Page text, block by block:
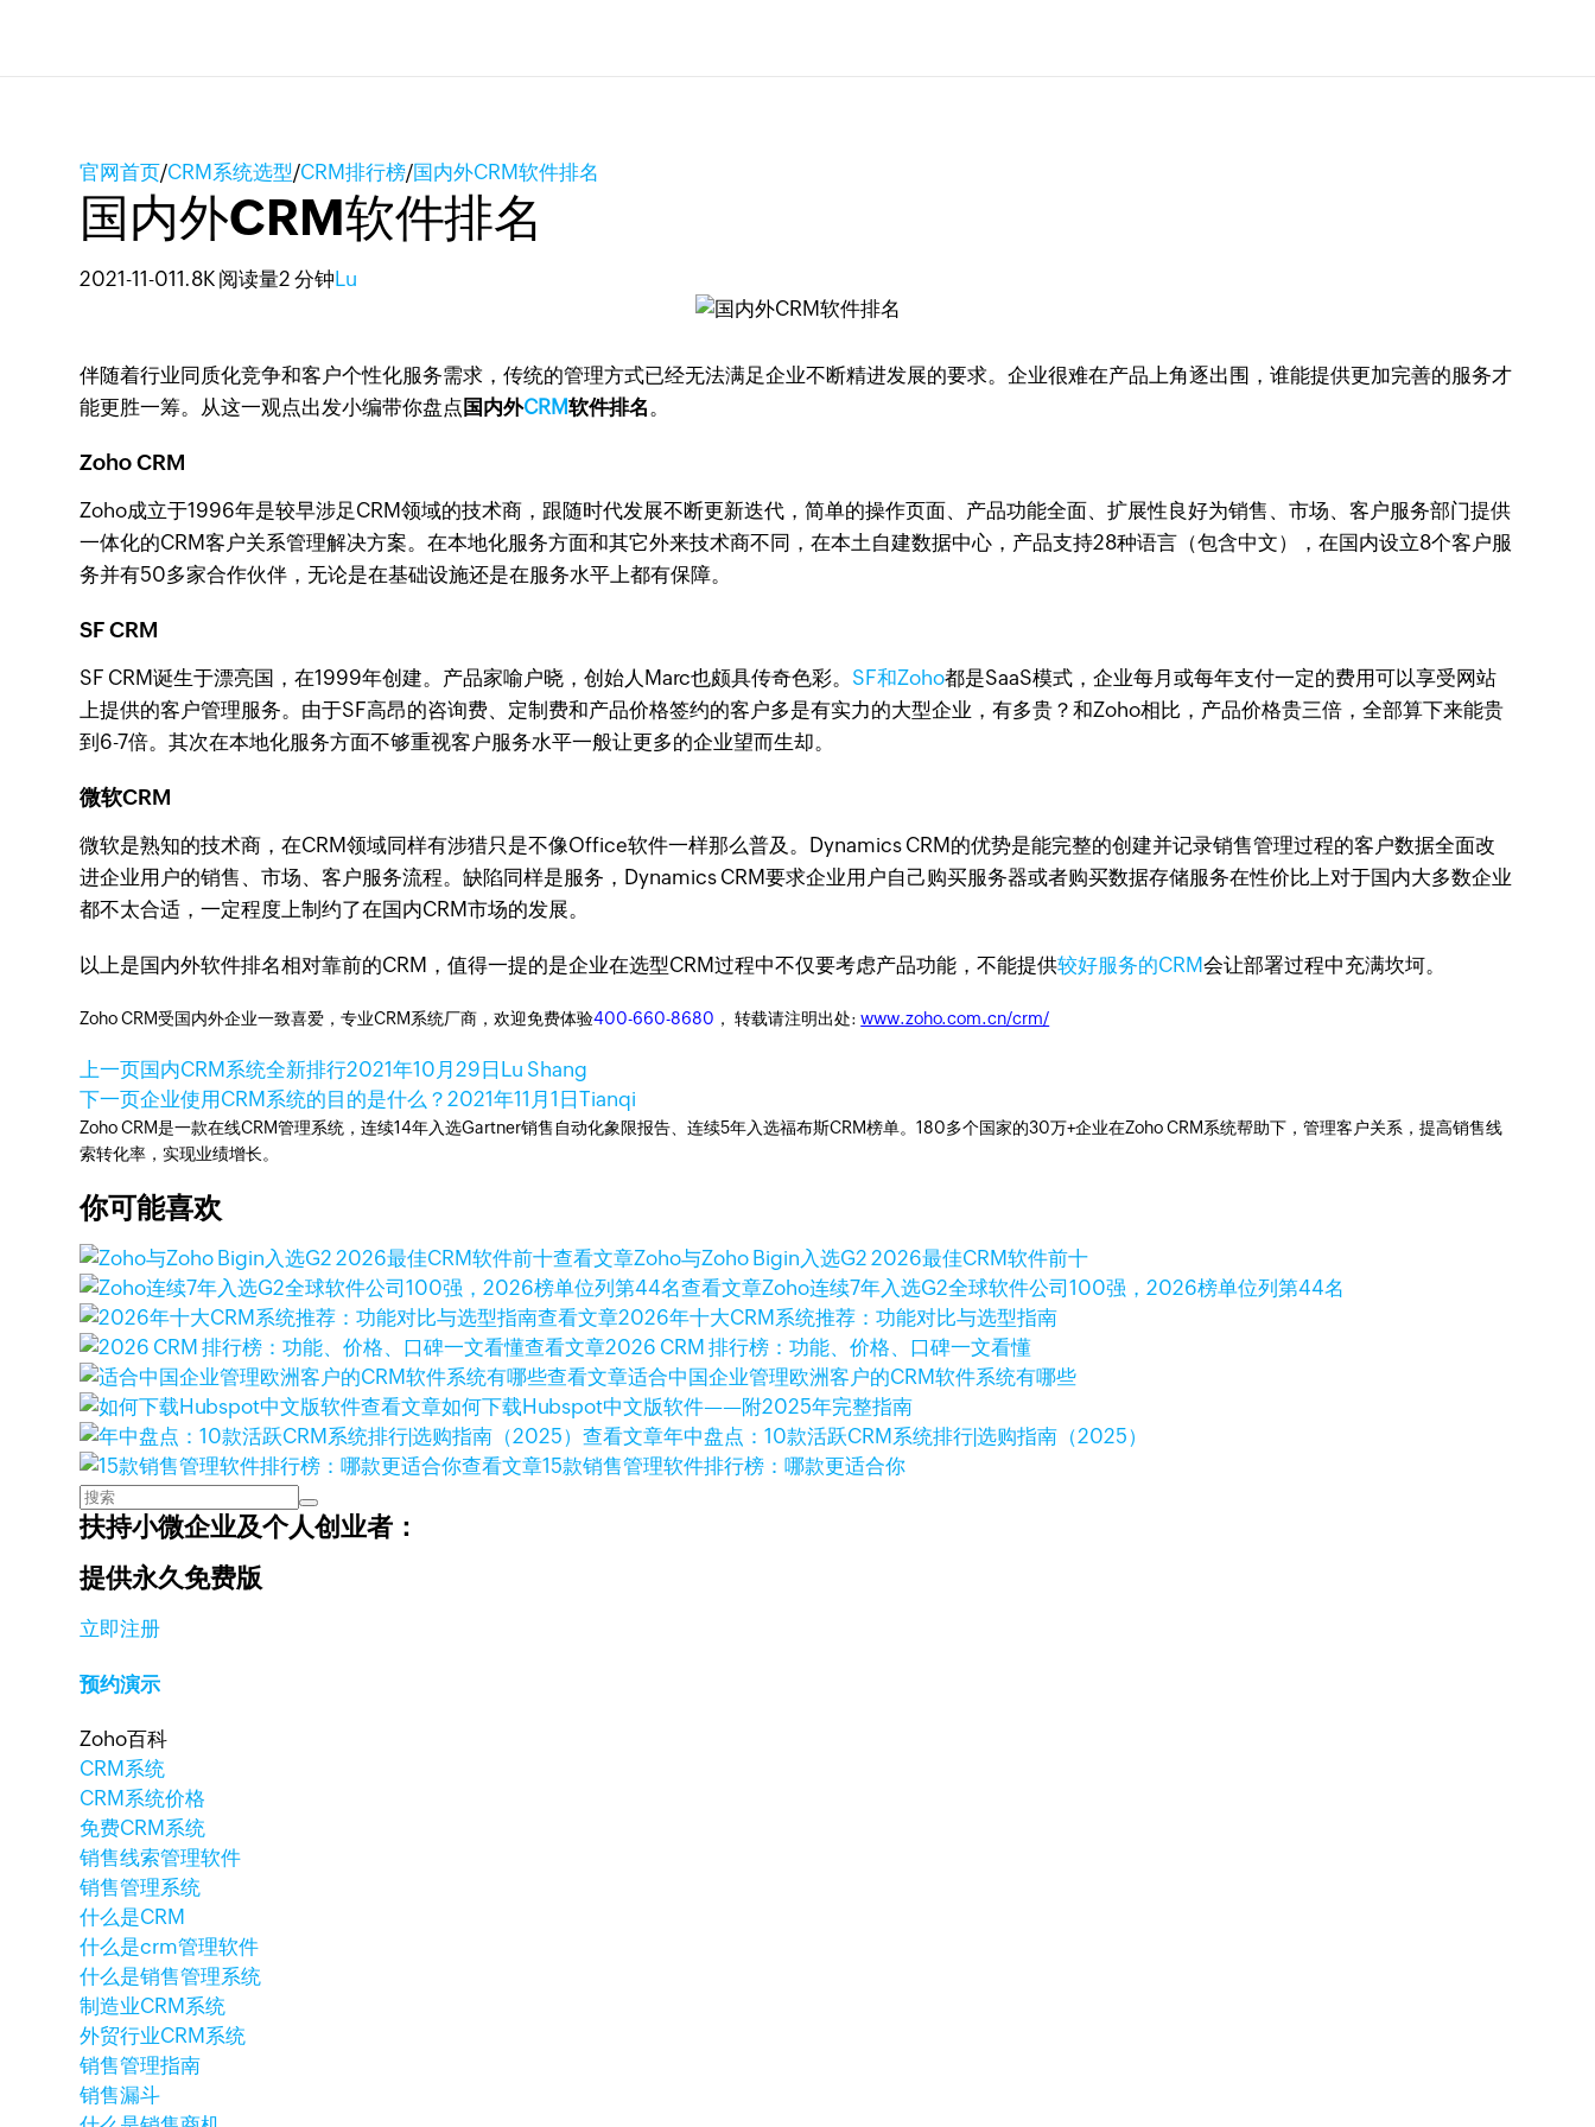
官网首页/CRM系统选型/CRM排行榜/国内外CRM软件排名
国内外CRM软件排名
2021-11-011.8K 阅读量2 分钟 Lu
伴随着行业同质化竞争和客户个性化服务需求，传统的管理方式已经无法满足企业不断精进发展的要求。企业很难在产品上角逐出围，谁能提供更加完善的服务才
能更胜一筹。从这一观点出发小编带你盘点 国内外CRM软件排名。
Zoho CRM
Zoho成立于1996年是较早涉足CRM领域的技术商，跟随时代发展不断更新迭代，简单的操作页面、产品功能全面、扩展性良好为销售、市场、客户服务部门提供
一体化的CRM客户关系管理解决方案。在本地化服务方面和其它外来技术商不同，在本土自建数据中心，产品支持28种语言（包含中文），在国内设立8个客户服
务并有50多家合作伙伴，无论是在基础设施还是在服务水平上都有保障。
SF CRM
SF CRM诞生于漂亮国，在1999年创建。产品家喻户晓，创始人Marc也颇具传奇色彩。 SF和Zoho都是SaaS模式，企业每月或每年支付一定的费用可以享受网站
上提供的客户管理服务。由于SF高昂的咨询费、定制费和产品价格签约的客户多是有实力的大型企业，有多贵？和Zoho相比，产品价格贵三倍，全部算下来能贵
到6-7倍。其次在本地化服务方面不够重视客户服务水平一般让更多的企业望而生却。
微软CRM
微软是熟知的技术商，在CRM领域同样有涉猎只是不像Office软件一样那么普及。Dynamics CRM的优势是能完整的创建并记录销售管理过程的客户数据全面改
进企业用户的销售、市场、客户服务流程。缺陷同样是服务，Dynamics CRM要求企业用户自己购买服务器或者购买数据存储服务在性价比上对于国内大多数企业
都不太合适，一定程度上制约了在国内CRM市场的发展。
以上是国内外软件排名相对靠前的CRM，值得一提的是企业在选型CRM过程中不仅要考虑产品功能，不能提供较好服务的CRM会让部署过程中充满坎坷。
Zoho CRM受国内外企业一致喜爱，专业CRM系统厂商，欢迎免费体验400-660-8680 ， 转载请注明出处:www.zoho.com.cn/crm/
上一页国内CRM系统全新排行2021年10月29日 Lu Shang
下一页企业使用CRM系统的目的是什么？2021年11月1日Tianqi
Zoho CRM是一款在线CRM管理系统，连续14年入选Gartner销售自动化象限报告、连续5年入选福布斯CRM榜单。180多个国家的30万+企业在Zoho CRM系统帮助下，管理客户关系，提高销售线
索转化率，实现业绩增长。
你可能喜欢
查看文章Zoho与Zoho Bigin入选G2 2026最佳CRM软件前十
查看文章Zoho连续7年入选G2全球软件公司100强，2026榜单位列第44名
查看文章2026年十大CRM系统推荐：功能对比与选型指南
查看文章2026 CRM 排行榜：功能、价格、口碑一文看懂
查看文章适合中国企业管理欧洲客户的CRM软件系统有哪些
查看文章如何下载Hubspot中文版软件——附2025年完整指南
查看文章年中盘点：10款活跃CRM系统排行|选购指南（2025）
查看文章15款销售管理软件排行榜：哪款更适合你
扶持小微企业及个人创业者：
提供永久免费版
立即注册
预约演示
Zoho百科
CRM系统
CRM系统价格
免费CRM系统
销售线索管理软件
销售管理系统
什么是CRM
什么是crm管理软件
什么是销售管理系统
制造业CRM系统
外贸行业CRM系统
销售管理指南
销售漏斗